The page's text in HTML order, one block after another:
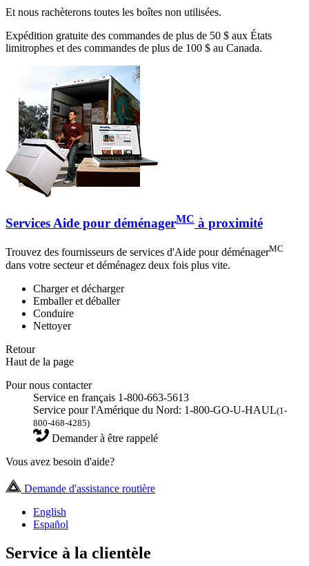
Et nous rachèterons toutes les boîtes non utilisées.
Expédition gratuite des commandes de plus de 50 $ aux États
limitrophes et des commandes de plus de 100 $ au Canada.
Services Aide pour déménagerMC à proximité
Trouvez des fournisseurs de services d'Aide pour déménagerMC
dans votre secteur et déménagez deux fois plus vite.
Charger et décharger
Emballer et déballer
Conduire
Nettoyer
Retour
Haut de la page
Pour nous contacter
Service en français 1-800-663-5613
Service pour l'Amérique du Nord: 1-800-GO-U-HAUL(1-
800-468-4285)
Demander à être rappelé
Vous avez besoin d'aide?
Demande d'assistance routière
English
Español
Service à la clientèle